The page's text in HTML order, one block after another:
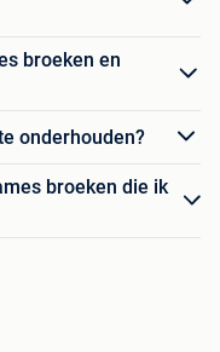
broeken en
onderhouden?
broeken die ik